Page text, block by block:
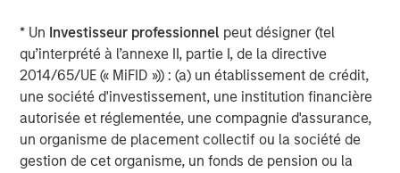
* Un Investisseur professionnel peut désigner (tel
qu’interprété à l’annexe II, partie I, de la directive
2014/65/UE (« MiFID »)) : (a) un établissement de crédit,
une société d'investissement, une institution financière
autorisée et réglementée, une compagnie d'assurance,
un organisme de placement collectif ou la société de
gestion de cet organisme, un fonds de pension ou la
indispensable d’adopter une approche ciblée.
Adaptation et lucidité
La rotation de marché a créé un environnement difficile
pour notre positionnement de longue date axé sur des
entreprises “compounders” à faible intensité
capitalistique, bénéficiant d’avantages compétitifs